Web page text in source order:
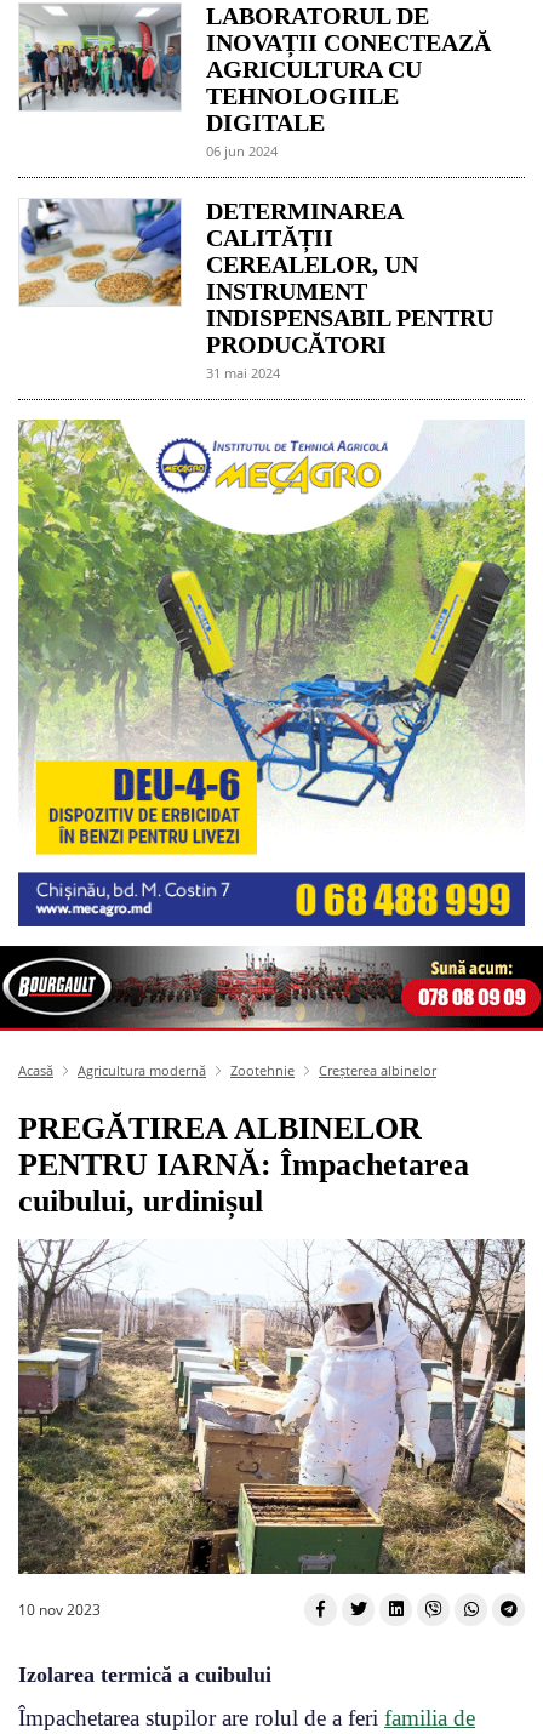
LABORATORUL DE
INOVAȚII CONECTEAZĂ
AGRICULTURA CU
TEHNOLOGIILE
DIGITALE
06 jun 2024
DETERMINAREA
CALITĂȚII
CEREALELOR, UN
INSTRUMENT
INDISPENSABIL PENTRU
PRODUCĂTORI
31 mai 2024
Acasă Agricultura modernă Zootehnie Creșterea albinelor
PREGĂTIREA ALBINELOR
PENTRU IARNĂ: Împachetarea
cuibului, urdinișul
10 nov 2023
Izolarea termică a cuibului
Împachetarea stupilor are rolul de a feri familia de